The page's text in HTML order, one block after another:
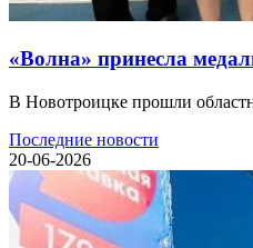
«Волна» принесла
В Новотроицке прошли
Последние новости
20-06-2026